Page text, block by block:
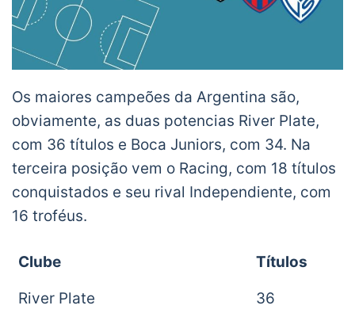
Os maiores campeões da Argentina são,
obviamente, as duas potencias River Plate,
com 36 títulos e Boca Juniors, com 34. Na
terceira posição vem o Racing, com 18 títulos
conquistados e seu rival Independiente, com
16 troféus.
Clube
Títulos
River Plate
36